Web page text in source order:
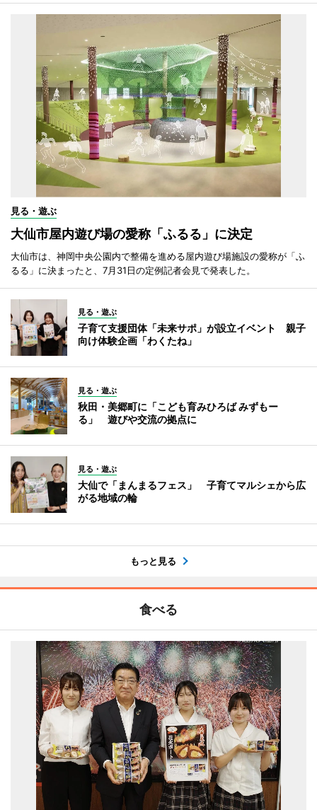
見る・遊ぶ
大仙市屋内遊び場の愛称「ふるる」に決定
大仙市は、神岡中央公園内で整備を進める屋内遊び場施設の愛称が「ふ
るる」に決まったと、7月31日の定例記者会見で発表した。
見る・遊ぶ
子育て支援団体「未来サポ」が設立イベント 親子
向け体験企画「わくたね」
見る・遊ぶ
秋田・美郷町に「こども育みひろば みずもー
る」 遊びや交流の拠点に
見る・遊ぶ
大仙で「まんまるフェス」 子育てマルシェから広
がる地域の輪
もっと見る
食べる